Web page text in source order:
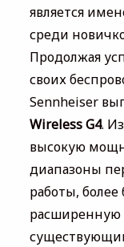
является
среди
Продолжая
своих
Sennheiser
Wireless G4.
высокую
диапазоны
работы,
расширенную